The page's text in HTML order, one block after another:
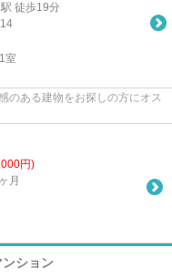
駅 徒歩19分
1室
のある建物をお探しの方にオス
円)
月
ション